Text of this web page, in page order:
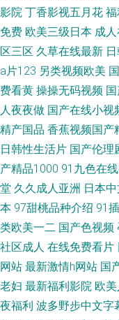
影院 丁香影视五月花 福
免费 欧美三级日本 成
区三区 久草在线最新
a片123 另类视频欧美
费看黄 操操无码视频
人夜夜做 国产在线小视
精产国品 香蕉视频国产
日韩性生活片 国产伦理
产精品1000 91九色在
堂 久久成人亚洲 日本
本 97甜桃品种介绍 91
类欧美一二 国产色视频
社区成人 在线免费看片
网站 最新激情h网站 国
老妇 最新福利影院 欧
夜福利 波多野步中文字